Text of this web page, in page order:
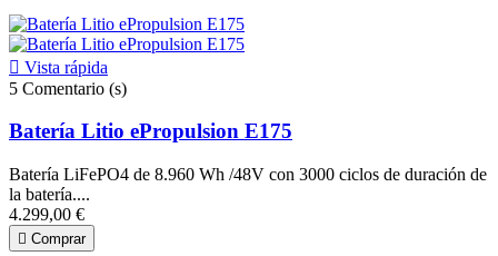
 Vista rápida
5 Comentario (s)
Batería Litio ePropulsion E175
Batería LiFePO4 de 8.960 Wh /48V con 3000 ciclos de duración de
la batería....
4.299,00 €
 Comprar